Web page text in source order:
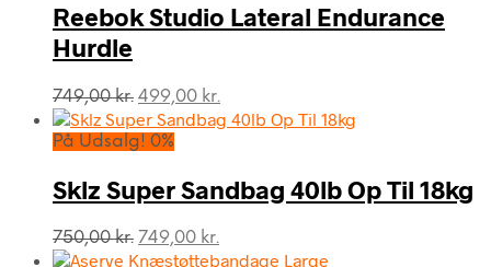
Reebok Studio Lateral Endurance
Hurdle
749,00kr. Den
oprindelige
pris
749,00 kr..
499,00 kr.
aktuelle
499,00 kr..
På Udsalg! 0%
Sklz Super Sandbag 40lb Op Til 18kg
750,00kr. Den
oprindelige
749,00 kr.
aktuelle